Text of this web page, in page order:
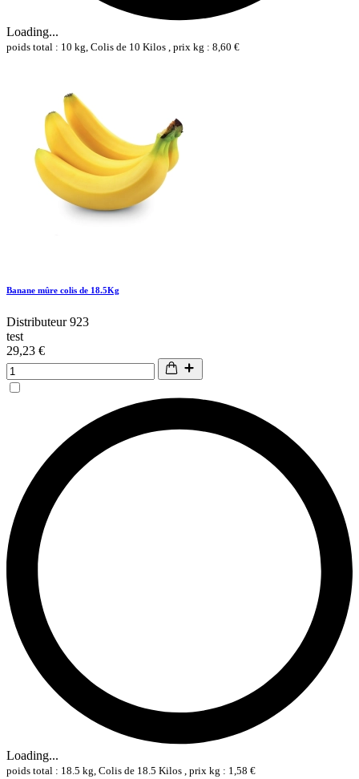
Loading...
poids total : 10 kg, Colis de 10 Kilos , prix kg : 8,60 €
Banane mûre colis de 18.5Kg
Distributeur 923
test
29,23 €
Loading...
poids total : 18.5 kg, Colis de 18.5 Kilos , prix kg : 1,58 €